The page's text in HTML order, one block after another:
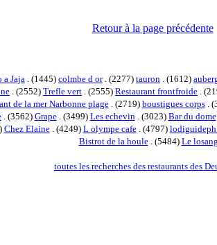
Retour à la page précédente
a Jaja . (1445) colmbe d or. (2277) tauron . (1612)
. (2552) Trefle vert . (2555) Restaurant frontfroide .
de la mer Narbonne plage. (2719) boustigues corps.
. (3562) Grape. (3499) Les echevin. (3023) Bar du dome
Chez Elaine. (4249) L olympe cafe. (4797) lodiguideph
Bistrot de la houle. (5484) Le
toutes les recherches des restaurants des